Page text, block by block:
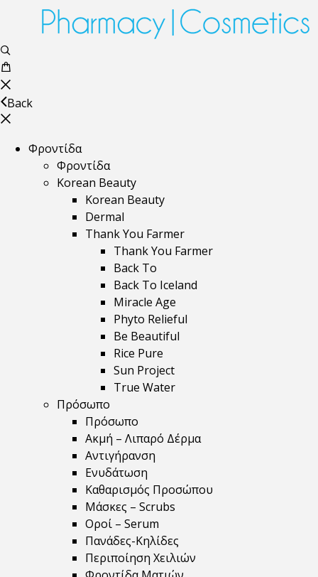
Back
Φροντίδα
Φροντίδα
Korean Beauty
Korean Beauty
Dermal
Thank You Farmer
Thank You Farmer
Back To
Back To Iceland
Miracle Age
Phyto Relieful
Be Beautiful
Rice Pure
Sun Project
True Water
Πρόσωπο
Πρόσωπο
Ακμή – Λιπαρό Δέρμα
Αντιγήρανση
Ενυδάτωση
Καθαρισμός Προσώπου
Μάσκες – Scrubs
Οροί – Serum
Πανάδες-Κηλίδες
Περιποίηση Χειλιών